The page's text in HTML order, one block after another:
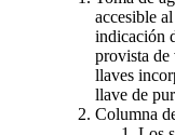
accesible
indicación
provista de
llaves
llave de
Columna